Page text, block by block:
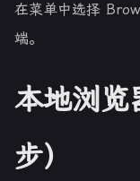
在菜单中选择
端。
本地浏览
步）